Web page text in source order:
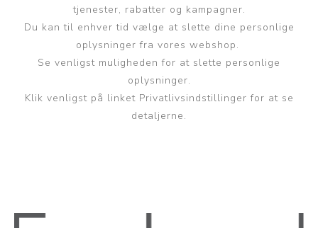
tjenester, rabatter og kampagner.
Du kan til enhver tid vælge at slette dine personlige
oplysninger fra vores webshop.
Se venligst muligheden for at slette personlige
oplysninger.
Klik venligst på linket Privatlivsindstillinger for at se
detaljerne.